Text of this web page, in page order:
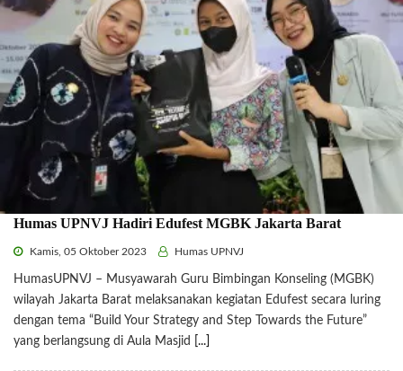
Humas UPNVJ Hadiri Edufest MGBK Jakarta Barat
Kamis, 05 Oktober 2023 Humas UPNVJ
HumasUPNVJ – Musyawarah Guru Bimbingan Konseling (MGBK)
wilayah Jakarta Barat melaksanakan kegiatan Edufest secara luring
dengan tema “Build Your Strategy and Step Towards the Future”
yang berlangsung di Aula Masjid
[...]